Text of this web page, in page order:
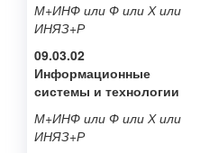
М+ИНФ или Ф или Х или
ИНЯЗ+Р
09.03.02
Информационные
системы и технологии
М+ИНФ или Ф или Х или
ИНЯЗ+Р